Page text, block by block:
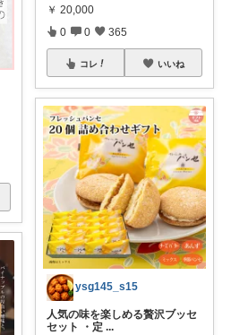
￥ 20,000
0 0 365
コレ いいね
ysg145_s15
人気の味を楽しめる贅沢ブッセ
セット ・定 ...